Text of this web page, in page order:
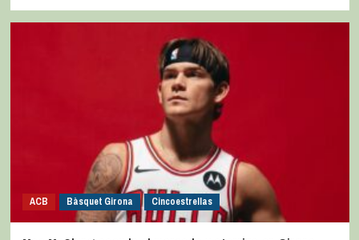
ACB Bàsquet Girona Cincoestrellas